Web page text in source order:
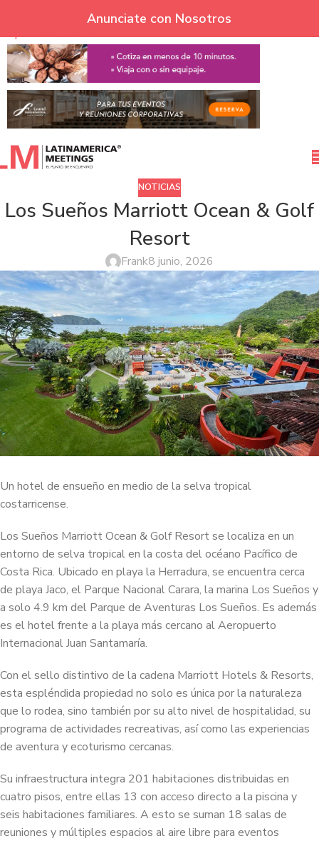
Skip to navigation
Skip to main content
Anunciate con Nosotros
NOTICIAS
Los Sueños Marriott Ocean & Golf
Resort
Frank8 junio, 2026
Un hotel de ensueño en medio de la selva tropical
costarricense.
Los Sueños Marriott Ocean & Golf Resort se localiza en un
entorno de selva tropical en la costa del océano Pacífico de
Costa Rica. Ubicado en playa la Herradura, se encuentra cerca
de playa Jaco, el Parque Nacional Carara, la marina Los Sueños y
a solo 4.9 km del Parque de Aventuras Los Sueños. Es además
es el hotel frente a la playa más cercano al Aeropuerto
Internacional Juan Santamaría.
Con el sello distintivo de la cadena Marriott Hotels & Resorts,
esta espléndida propiedad no solo es única por la naturaleza
que lo rodea, sino también por su alto nivel de hospitalidad, su
programa de actividades recreativas, así como las experiencias
de aventura y ecoturismo cercanas.
Su infraestructura integra 201 habitaciones distribuidas en
cuatro pisos, entre ellas 13 con acceso directo a la piscina y
seis habitaciones familiares. A esto se suman 18 salas de
reuniones y múltiples espacios al aire libre para eventos